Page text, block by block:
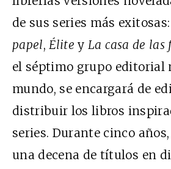
de sus series más exitosas:
papel,Élite yLa casa de las
el séptimo grupo editorial
mundo, se encargará de
distribuir los libros
series. Durante cinco
una decena de títulos en